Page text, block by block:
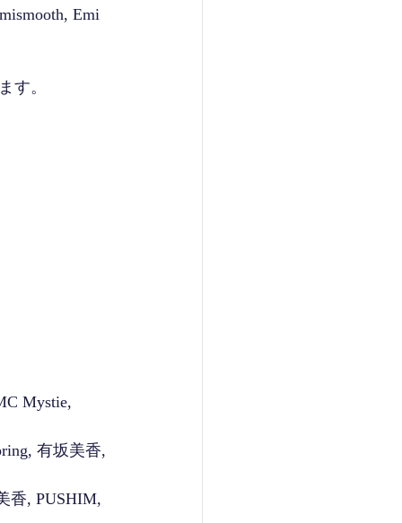
Emi
す。
Mystie,
有坂美香,
香, PUSHIM,